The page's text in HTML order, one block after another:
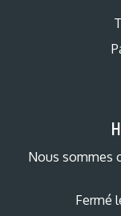
Nous sommes
Fermé